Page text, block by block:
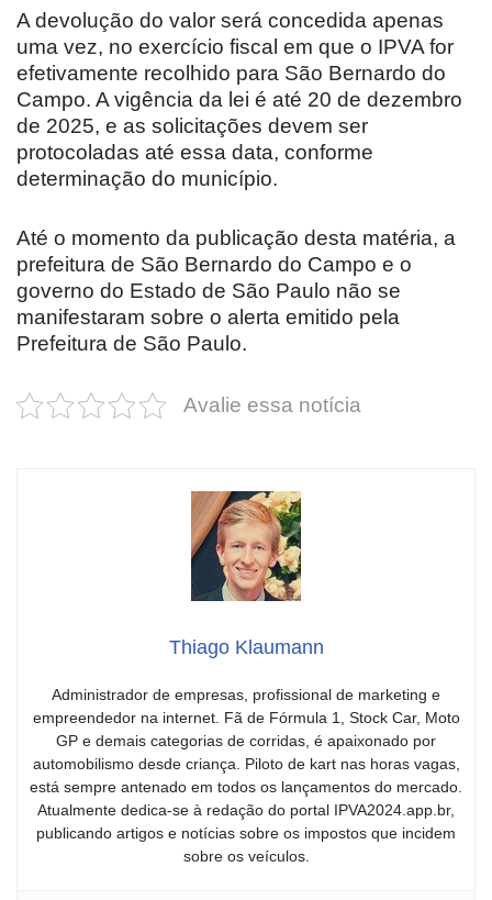
A devolução do valor será concedida apenas
uma vez, no exercício fiscal em que o IPVA for
efetivamente recolhido para São Bernardo do
Campo. A vigência da lei é até 20 de dezembro
de 2025, e as solicitações devem ser
protocoladas até essa data, conforme
determinação do município.
Até o momento da publicação desta matéria, a
prefeitura de São Bernardo do Campo e o
governo do Estado de São Paulo não se
manifestaram sobre o alerta emitido pela
Prefeitura de São Paulo.
Avalie essa notícia
Thiago Klaumann
Administrador de empresas, profissional de marketing e
empreendedor na internet. Fã de Fórmula 1, Stock Car, Moto
GP e demais categorias de corridas, é apaixonado por
automobilismo desde criança. Piloto de kart nas horas vagas,
está sempre antenado em todos os lançamentos do mercado.
Atualmente dedica-se à redação do portal IPVA2024.app.br,
publicando artigos e notícias sobre os impostos que incidem
sobre os veículos.